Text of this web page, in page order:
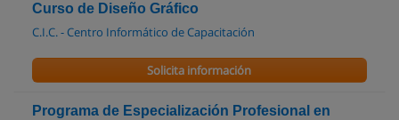
Curso de Diseño Gráfico
C.I.C. - Centro Informático de Capacitación
Solicita información
Programa de Especialización Profesional en